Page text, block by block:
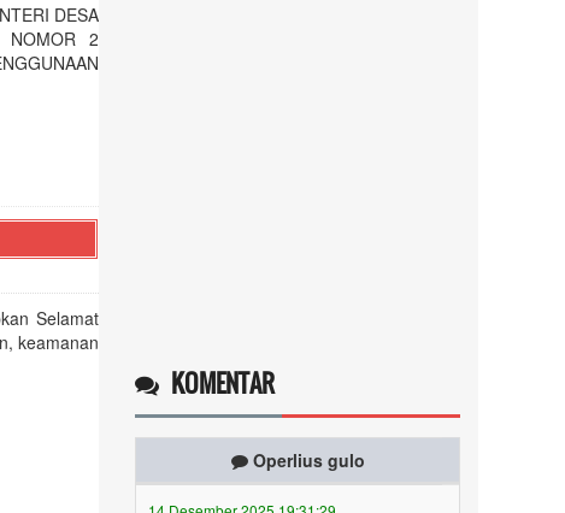
DESA
NOMOR 2
Selamat
keamanan
KOMENTAROperlius gulo
Token gratis ...selengkapnya